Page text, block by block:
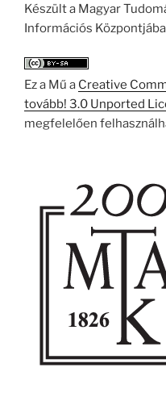
Készült a Magyar
Információs
Ez a Mű a Creative
tovább! 3.0 Unported
megfelelően